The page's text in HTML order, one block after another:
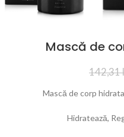
Mască de
142,31
Mască de corp
Hidratează,